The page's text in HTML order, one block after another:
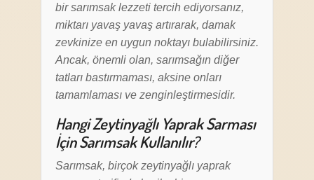
bir sarımsak lezzeti tercih ediyorsanız,
miktarı yavaş yavaş artırarak, damak
zevkinize en uygun noktayı bulabilirsiniz.
Ancak, önemli olan, sarımsağın diğer
tatları bastırmaması, aksine onları
tamamlaması ve zenginleştirmesidir.
Hangi Zeytinyağlı Yaprak Sarması
İçin Sarımsak Kullanılır?
Sarımsak, birçok zeytinyağlı yaprak